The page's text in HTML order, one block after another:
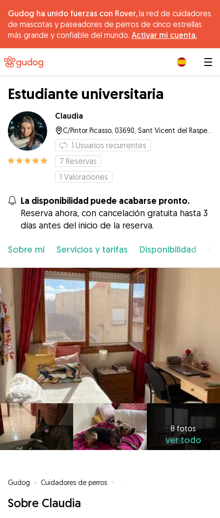
Gudog ha unido fuerzas con Rover, la red de cuidadores
de mascotas y paseadores de perros de cinco estrellas
más grande y confiable del mundo. Activar mi cuenta.
Estudiante universitaria
Claudia
1 Usuarios recurrentes
7 Reservas
1 Valoraciones
La disponibilidad puede acabarse pronto.
Reserva ahora, con cancelación gratuita hasta 3
días antes del inicio de la reserva.
Sobre mí Servicios y tarifas Disponibilidad
8 fotos
ver todo
Gudog » Cuidadores de perros »
Sobre Claudia